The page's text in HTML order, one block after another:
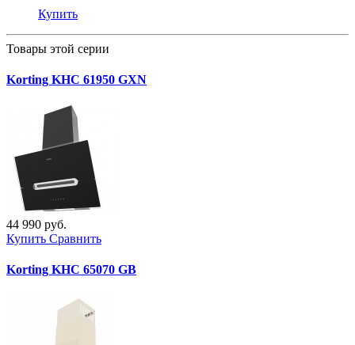
Купить
Товары этой серии
Korting KHC 61950 GXN
44 990 руб.
Купить Сравнить
Korting KHC 65070 GB